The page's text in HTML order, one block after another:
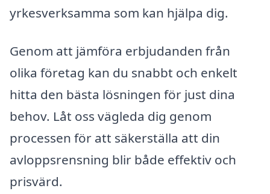
yrkesverksamma som kan hjälpa dig.
Genom att jämföra erbjudanden från
olika företag kan du snabbt och enkelt
hitta den bästa lösningen för just dina
behov. Låt oss vägleda dig genom
processen för att säkerställa att din
avloppsrensning blir både effektiv och
prisvärd.